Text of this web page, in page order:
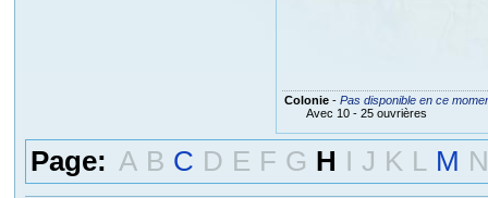
Colonie- Pas disponible en ce
Avec 10 - 25 ouvrières
Page: A B C D E F G H I J K L M N